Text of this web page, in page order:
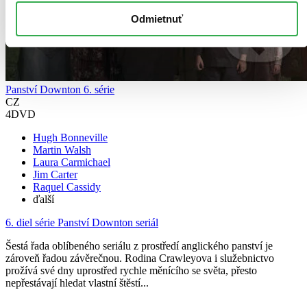
Odmietnuť
Panství Downton 6. série
CZ
4DVD
Hugh Bonneville
Martin Walsh
Laura Carmichael
Jim Carter
Raquel Cassidy
ďalší
6. diel série Panství Downton seriál
Šestá řada oblíbeného seriálu z prostředí anglického panství je
zároveň řadou závěrečnou. Rodina Crawleyova i služebnictvo
prožívá své dny uprostřed rychle měnícího se světa, přesto
nepřestávají hledat vlastní štěstí...